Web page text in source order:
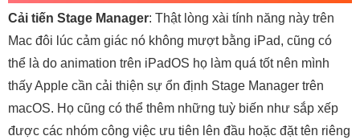
Cải tiến Stage Manager: Thật lòng xài tính năng này trên
Mac đôi lúc cảm giác nó không mượt bằng iPad, cũng có
thể là do animation trên iPadOS họ làm quá tốt nên mình
thấy Apple cần cải thiện sự ổn định Stage Manager trên
macOS. Họ cũng có thể thêm những tuỳ biến như sắp xếp
được các nhóm công việc ưu tiên lên đầu hoặc đặt tên riêng